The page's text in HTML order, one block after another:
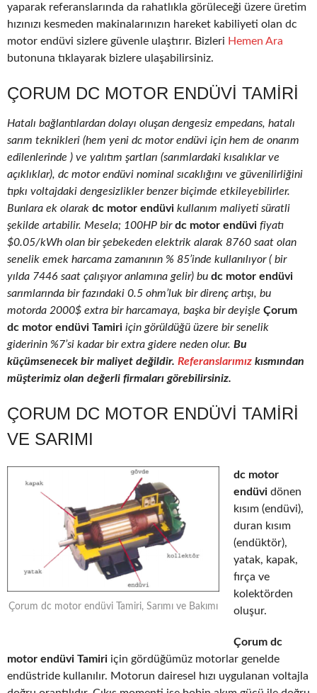
yaparak referanslarında da rahatlıkla görüleceği üzere üretim
hızınızı kesmeden makinalarınızın hareket kabiliyeti olan dc
motor endüvi sizlere güvenle ulaştırır. Bizleri Hemen Ara
butonuna tıklayarak bizlere ulaşabilirsiniz.
ÇORUM DC MOTOR ENDÜVI TAMIRI
Hatalı bağlantılardan dolayı oluşan dengesiz empedans, hatalı
sarım teknikleri (hem yeni dc motor endüvi için hem de onarım
edilenlerinde ) ve yalıtım şartları (sarımlardaki kısalıklar ve
açıklıklar), dc motor endüvi nominal sıcaklığını ve güvenilirliğini
tıpkı voltajdaki dengesizlikler benzer biçimde etkileyebilirler.
Bunlara ek olarak dc motor endüvi kullanım maliyeti süratli
şekilde artabilir. Mesela; 100HP birdc motor endüvi fiyatı
$0.05/kWh olan bir şebekeden elektrik alarak 8760 saat olan
senelik emek harcama zamanının % 85’inde kullanılıyor ( bir
yılda 7446 saat çalışıyor anlamına gelir) bu dc motor endüvi
sarımlarında bir fazındaki 0.5 ohm’luk bir direnç artışı, bu
motorda 2000$ extra bir harcamaya, başka bir deyişle Çorum
dc motor endüvi Tamiri için görüldüğü üzere bir senelik
giderinin %7’si kadar bir extra gidere neden olur. Bu
küçümsenecek bir maliyet değildir. Referanslarımız kısmından
müşterimiz olan değerli firmaları görebilirsiniz.
ÇORUM DC MOTOR ENDÜVI TAMIRI
VE SARIMI
Çorum dc motor endüvi Tamiri, Sarımı ve Bakımı
dc motor
endüvi dönen
kısım (endüvi),
duran kısım
(endüktör),
yatak, kapak,
fırça ve
kolektörden
oluşur.
Çorum dc
motor endüvi Tamiri için gördüğümüz motorlar genelde
endüstride kullanılır. Motorun dairesel hızı uygulanan voltajla